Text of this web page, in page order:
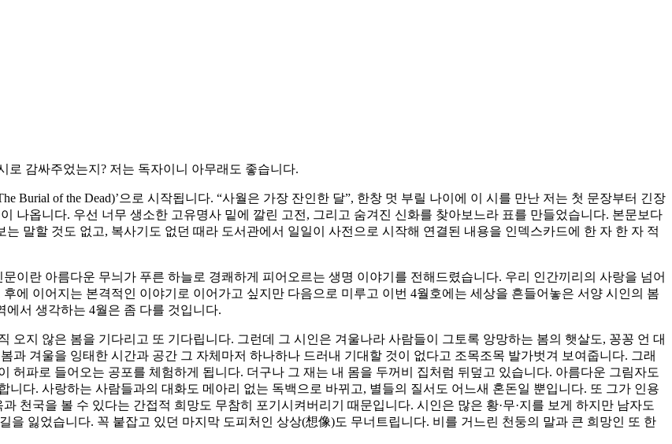
로 감싸주었는지? 저는 독자이니 아무래도 좋습니다.
Burial of the Dead)’으로 시작됩니다. “사월은 가장 잔인한 달”, 한창 멋 부릴 나이에 이 시를 만난 저는 첫 문장부터 긴장
나옵니다. 우선 너무 생소한 고유명사 밑에 깔린 고전, 그리고 숨겨진 신화를 찾아보느라 표를 만들었습니다. 본문보다
말할 것도 없고, 복사기도 없던 때라 도서관에서 일일이 사전으로 시작해 연결된 내용을 인덱스카드에 한 자 한 자 적
이란 아름다운 무늬가 푸른 하늘로 경쾌하게 피어오르는 생명 이야기를 전해드렸습니다. 우리 인간끼리의 사랑을 넘어
에 이어지는 본격적인 이야기로 이어가고 싶지만 다음으로 미루고 이번 4월호에는 세상을 흔들어놓은 서양 시인의 봄
서 생각하는 4월은 좀 다를 것입니다.
오지 않은 봄을 기다리고 또 기다립니다. 그런데 그 시인은 겨울나라 사람들이 그토록 앙망하는 봄의 햇살도, 꽁꽁 언 대
과 겨울을 잉태한 시간과 공간 그 자체마저 하나하나 드러내 기대할 것이 없다고 조목조목 발가벗겨 보여줍니다. 그래
허파로 들어오는 공포를 체험하게 됩니다. 더구나 그 재는 내 몸을 두꺼비 집처럼 뒤덮고 있습니다. 아름다운 그림자도
다. 사랑하는 사람들과의 대화도 메아리 없는 독백으로 바뀌고, 별들의 질서도 어느새 혼돈일 뿐입니다. 또 그가 인용
천국을 볼 수 있다는 간접적 희망도 무참히 포기시켜버리기 때문입니다. 시인은 많은 황·무·지를 보게 하지만 남자도
을 잃었습니다. 꼭 붙잡고 있던 마지막 도피처인 상상(想像)도 무너트립니다. 비를 거느린 천둥의 말과 큰 희망인 또 한